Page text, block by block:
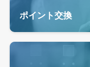
ポイント交換